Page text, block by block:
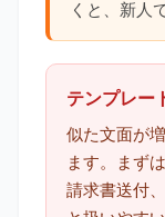
くと、新人
テンプレー
似た文面が
ます。まず
請求書送付